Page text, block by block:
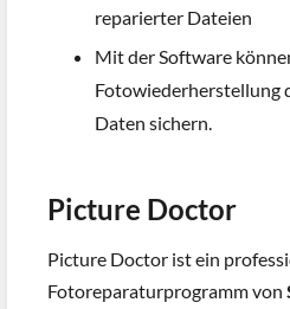
reparierter Dateien
Mit der Software
Fotowiederherstellung
Daten sichern.
Picture Doctor
Picture Doctor ist ein
Fotoreparaturprogramm von